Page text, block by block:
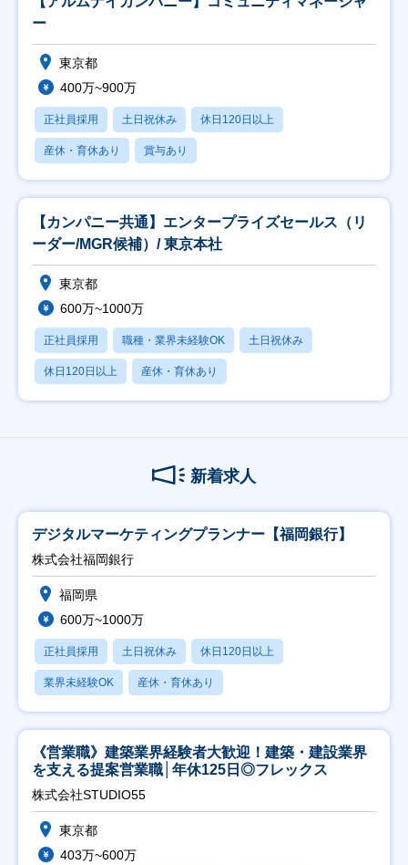
ー
東京都
400万~900万
正社員採用 土日祝休み 休日120日以上
産休・育休あり 賞与あり
【カンパニー共通】エンタープライズセールス（リ
ーダー/MGR候補）/ 東京本社
東京都
600万~1000万
正社員採用 職種・業界未経験OK 土日祝休み
休日120日以上 産休・育休あり
新着求人
デジタルマーケティングプランナー【福岡銀行】
株式会社福岡銀行
福岡県
600万~1000万
正社員採用 土日祝休み 休日120日以上
業界未経験OK 産休・育休あり
《営業職》建築業界経験者大歓迎！建築・建設業界
を支える提案営業職│年休125日◎フレックス
株式会社STUDIO55
東京都
403万~600万